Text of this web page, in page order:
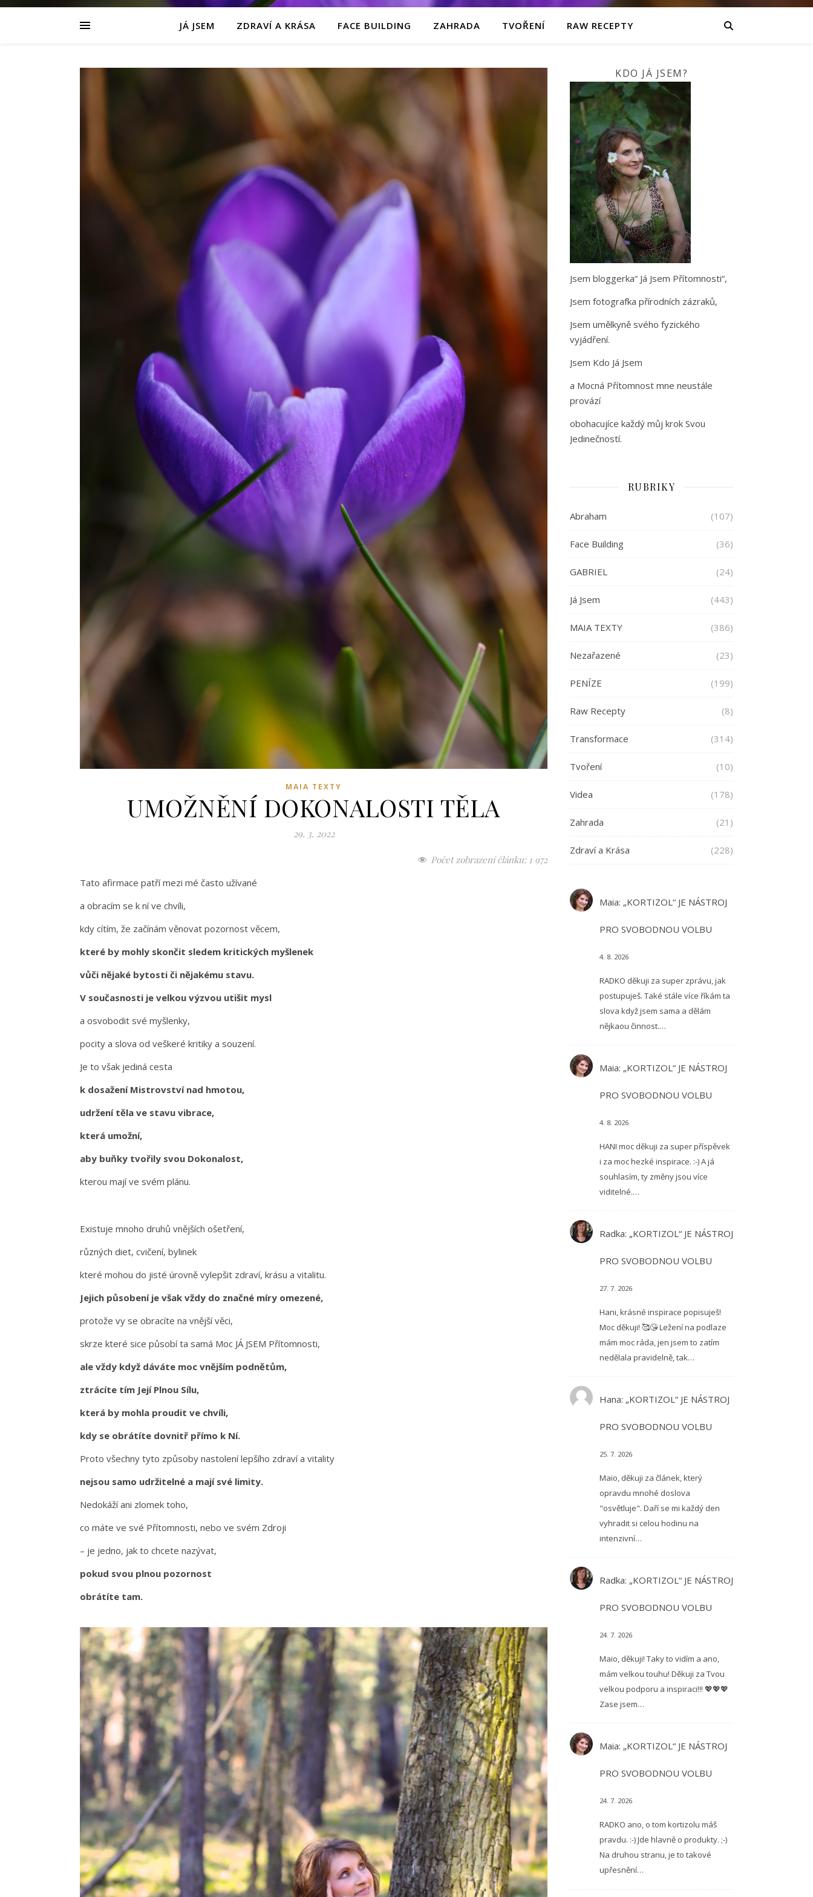
JÁ JSEM ZDRAVÍ A KRÁSA FACE BUILDING ZAHRADA TVOŘENÍ RAW RECEPTY
MAIA TEXTY
UMOŽNĚNÍ DOKONALOSTI TĚLA
29. 3. 2022
Počet zobrazení článku: 1 972
Tato afirmace patří mezi mé často užívané
a obracím se k ní ve chvíli,
kdy cítím, že začínám věnovat pozornost věcem,
které by mohly skončit sledem kritických myšlenek
vůči nějaké bytosti či nějakému stavu.
V současnosti je velkou výzvou utišit mysl
a osvobodit své myšlenky,
pocity a slova od veškeré kritiky a souzení.
Je to však jediná cesta
k dosažení Mistrovství nad hmotou,
udržení těla ve stavu vibrace,
která umožní,
aby buňky tvořily svou Dokonalost,
kterou mají ve svém plánu.
Existuje mnoho druhů vnějších ošetření,
různých diet, cvičení, bylinek
které mohou do jisté úrovně vylepšit zdraví, krásu a vitalitu.
Jejich působení je však vždy do značné míry omezené,
protože vy se obracíte na vnější věci,
skrze které sice působí ta samá Moc JÁ JSEM Přítomnosti,
ale vždy když dáváte moc vnějším podnětům,
ztrácíte tím Její Plnou Sílu,
která by mohla proudit ve chvíli,
kdy se obrátíte dovnitř přímo k Ní.
Proto všechny tyto způsoby nastolení lepšího zdraví a vitality
nejsou samo udržitelné a mají své limity.
Nedokáží ani zlomek toho,
co máte ve své Přítomnosti, nebo ve svém Zdroji
– je jedno, jak to chcete nazývat,
pokud svou plnou pozornost
obrátíte tam.
KDO JÁ JSEM?
Jsem bloggerka“ Já Jsem Přítomnosti“,
Jsem fotografka přírodních zázraků,
Jsem umělkyně svého fyzického
vyjádření.
Jsem Kdo Já Jsem
a Mocná Přítomnost mne neustále
provází
obohacujíce každý můj krok Svou
Jedinečností.
RUBRIKY
Abraham (107)
Face Building (36)
GABRIEL (24)
Já Jsem (443)
MAIA TEXTY (386)
Nezařazené (23)
PENÍZE (199)
Raw Recepty (8)
Transformace (314)
Tvoření (10)
Videa (178)
Zahrada (21)
Zdraví a Krása (228)
Maia: „KORTIZOL“ JE NÁSTROJ
PRO SVOBODNOU VOLBU
4. 8. 2026
RADKO děkuji za super zprávu, jak
postupuješ. Také stále více říkám ta
slova když jsem sama a dělám
nějkaou činnost.…
Maia: „KORTIZOL“ JE NÁSTROJ
PRO SVOBODNOU VOLBU
4. 8. 2026
HANI moc děkuji za super příspěvek
i za moc hezké inspirace. :-) A já
souhlasím, ty změny jsou více
viditelné.…
Radka: „KORTIZOL“ JE NÁSTROJ
PRO SVOBODNOU VOLBU
27. 7. 2026
Hani, krásné inspirace popisuješ!
Moc děkuji! 🥰😘 Ležení na podlaze
mám moc ráda, jen jsem to zatím
nedělala pravidelně, tak…
Hana: „KORTIZOL“ JE NÁSTROJ
PRO SVOBODNOU VOLBU
25. 7. 2026
Maio, děkuji za článek, který
opravdu mnohé doslova
"osvětluje". Daří se mi každý den
vyhradit si celou hodinu na
intenzivní…
Radka: „KORTIZOL“ JE NÁSTROJ
PRO SVOBODNOU VOLBU
24. 7. 2026
Maio, děkuji! Taky to vidím a ano,
mám velkou touhu! Děkuji za Tvou
velkou podporu a inspiraci!!! 💖💖💖
Zase jsem…
Maia: „KORTIZOL“ JE NÁSTROJ
PRO SVOBODNOU VOLBU
24. 7. 2026
RADKO ano, o tom kortizolu máš
pravdu. :-) Jde hlavně o produkty. ;-)
Na druhou stranu, je to takové
upřesnění…